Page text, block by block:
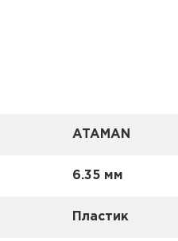
ATAMAN
6.35 мм
Пластик